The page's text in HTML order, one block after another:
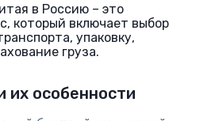
в Россию – это
который включает выбор
упаковку,
груза.
их особенности